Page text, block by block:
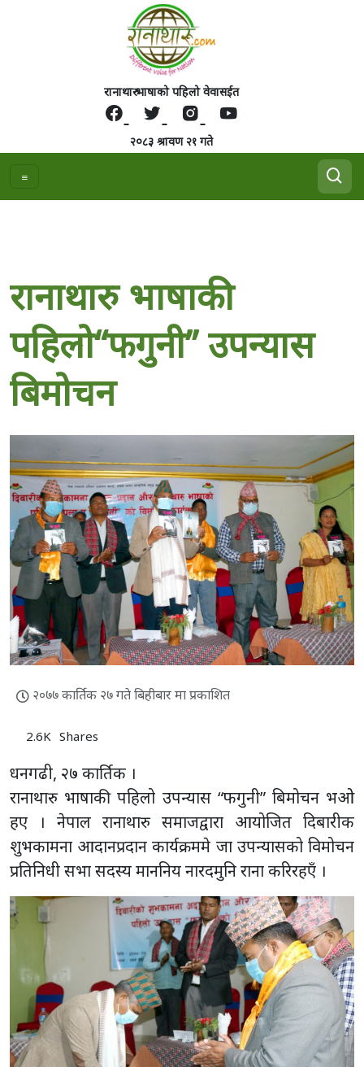
रानाथारु भाषाको पहिलो वेवासईत
२०८३ श्रावण २१ गते
रानाथारु भाषाकी
पहिलो“फगुनी’’ उपन्यास
बिमोचन
२०७७ कार्तिक २७ गते बिहीबार मा प्रकाशित
2.6K Shares
धनगढी, २७ कार्तिक ।
रानाथारु भाषाकी पहिलो उपन्यास “फगुनी” बिमोचन भओ
हए । नेपाल रानाथारु समाजद्वारा आयोजित दिबारीक
शुभकामना आदानप्रदान कार्यक्रममे जा उपन्यासको विमोचन
प्रतिनिधी सभा सदस्य माननिय नारदमुनि राना करिरहएँ ।